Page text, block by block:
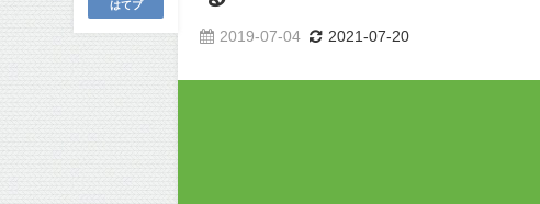
はてブ
2019-07-04 2021-07-20